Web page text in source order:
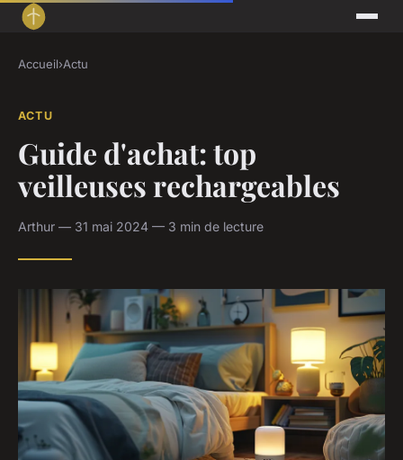
Accueil›Actu
ACTU
Guide d'achat: top
veilleuses rechargeables
Arthur — 31 mai 2024 — 3 min de lecture